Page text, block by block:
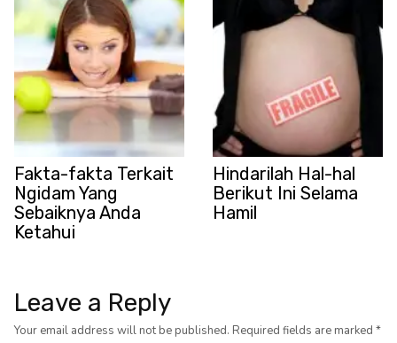
Fakta-fakta Terkait
Ngidam Yang
Sebaiknya Anda
Ketahui
Hindarilah Hal-hal
Berikut Ini Selama
Hamil
Leave a Reply
Your email address will not be published. Required fields are marked *